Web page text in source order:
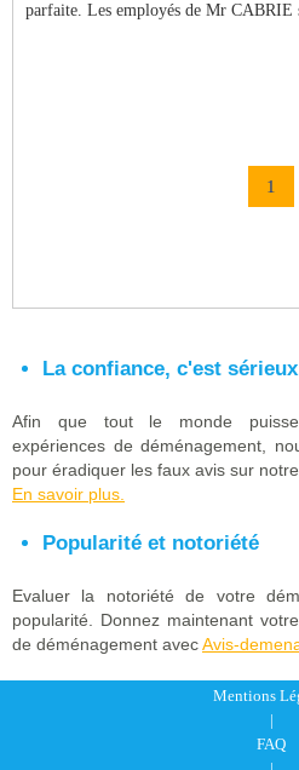
parfaite. Les employés de Mr CABRIE
1
La confiance, c'est
Afin que tout le monde
expériences de déménagement,
pour éradiquer les faux avis sur notre
En savoir plus.
Popularité et notoriété
Evaluer la notoriété de votre
popularité. Donnez maintenant
de déménagement avecAvis-
Mentions
|
FAQ